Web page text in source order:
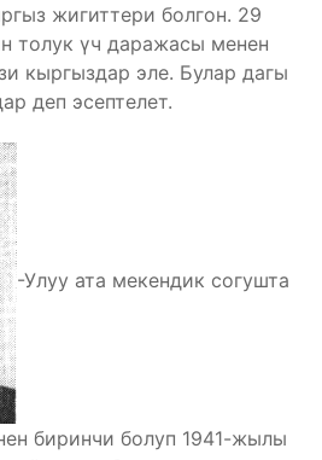
жигиттери болгон. 29
толук үч даражасы менен
кыргыздар эле. Булар дагы
деп эсептелет.
-Улуу ата мекендик согушта
биринчи болуп 1941-жылы